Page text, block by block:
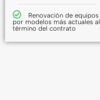
Renovación de equipos
por modelos más actuales al
término del contrato